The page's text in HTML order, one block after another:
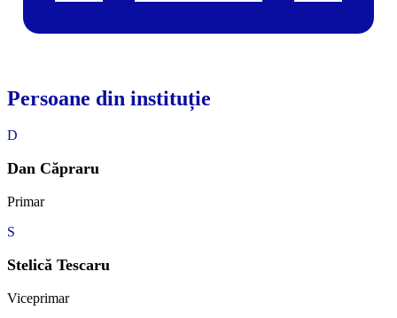
Persoane din instituție
D
Dan Căpraru
Primar
S
Stelică Tescaru
Viceprimar